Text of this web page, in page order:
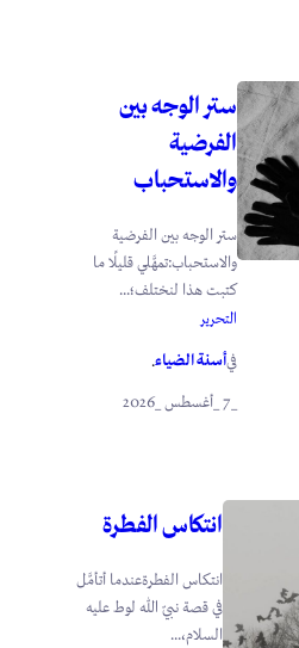
ستر الوجه بين
الفرضية
والاستحباب
ستر الوجه بين الفرضية
والاستحباب:تمهَّلي قليلًا ما
كتبت هذا لنختلف؛...
التحرير
فيأسنة الضياء.
انتكاس الفطرة
انتكاس الفطرةعندما أتأمَّل
في قصة نبيّ الله لوط عليه
السلام،...